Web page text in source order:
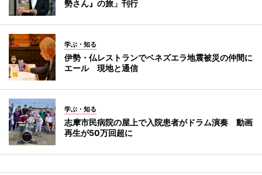
勢さん』の旅」刊行
学ぶ・知る
伊勢・仏レストランでベネズエラ地震被災の仲間に
エール 現地と通信
学ぶ・知る
志摩市民病院の屋上で入院患者がドラム演奏 動画
再生が50万回超に